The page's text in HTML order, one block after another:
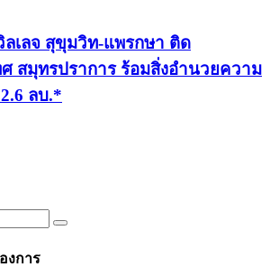
ลเลจ สุขุมวิท-แพรกษา ติด
ศ สมุทรปราการ ร้อมสิ่งอำนวยความ
ลบ.*
งการ